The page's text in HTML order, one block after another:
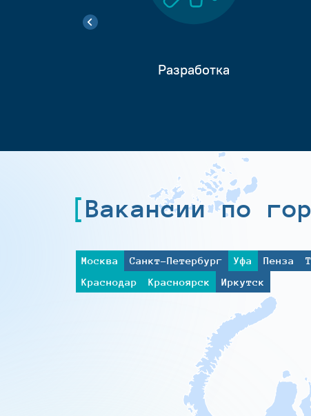
Разработка
Вакансии по
Москва Санкт-Петербург Уфа Пенза
Краснодар
Красноярск Иркутск